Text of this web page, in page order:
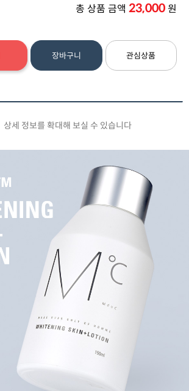
총 상품 금액 23,000원
장바구니 관심상품
상세 정보를 확대해 보실 수 있습니다